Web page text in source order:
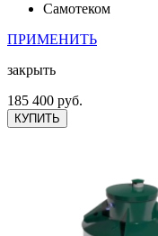
Самотеком
ПРИМЕНИТЬ
закрыть
185 400 руб.
КУПИТЬ